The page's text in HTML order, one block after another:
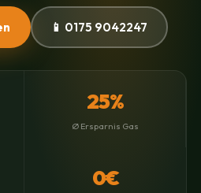
📱 0175 9042247
25%
Ø Ersparnis Gas
0€